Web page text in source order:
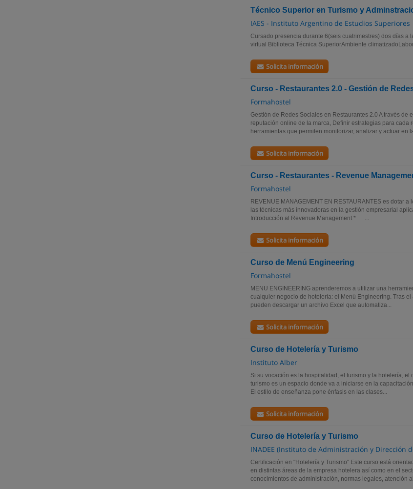
Técnico Superior en Turismo y
IAES - Instituto Argentino de Estudios Superiores
Cursado presencia durante 6(seis cuatrimestres) dos días a
virtual Biblioteca Técnica SuperiorAmbiente
Solicita información
Curso - Restaurantes 2.0 - Gestión de
Formahostel
Gestión de Redes Sociales en Restaurantes 2.0 A través de
reputación online de la marca, Definir estrategias para cada
herramientas que permiten monitorizar, analizar y actuar en
Solicita información
Curso - Restaurantes - Revenue
Formahostel
REVENUE MANAGEMENT EN RESTAURANTES es dotar
las técnicas más innovadoras en la gestión empresarial
Introducción al Revenue Management * ...
Solicita información
Curso de Menú Engineering
Formahostel
MENU ENGINEERING aprenderemos a utilizar una
cualquier negocio de hotelería: el Menú Engineering. Tras
pueden descargar un archivo Excel que automatiza...
Solicita información
Curso de Hotelería y Turismo
Instituto Alber
Si su vocación es la hospitalidad, el turismo y la hotelería, el
turismo es un espacio donde va a iniciarse en la
El estilo de enseñanza pone énfasis en las clases...
Solicita información
Curso de Hotelería y Turismo
INADEE (Instituto de Administración y Dirección
Certificación en "Hotelería y Turismo" Este curso está
en distintas áreas de la empresa hotelera así como en el
conocimientos de administración, normas legales, atención